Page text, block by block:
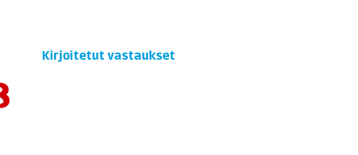
Kirjoitetut vastaukset